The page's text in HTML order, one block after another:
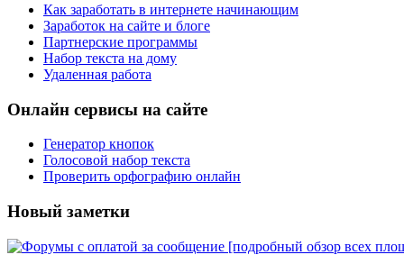
Как заработать в интернете начинающим
Заработок на сайте и блоге
Партнерские программы
Набор текста на дому
Удаленная работа
Онлайн сервисы на сайте
Генератор кнопок
Голосовой набор текста
Проверить орфографию онлайн
Новый заметки